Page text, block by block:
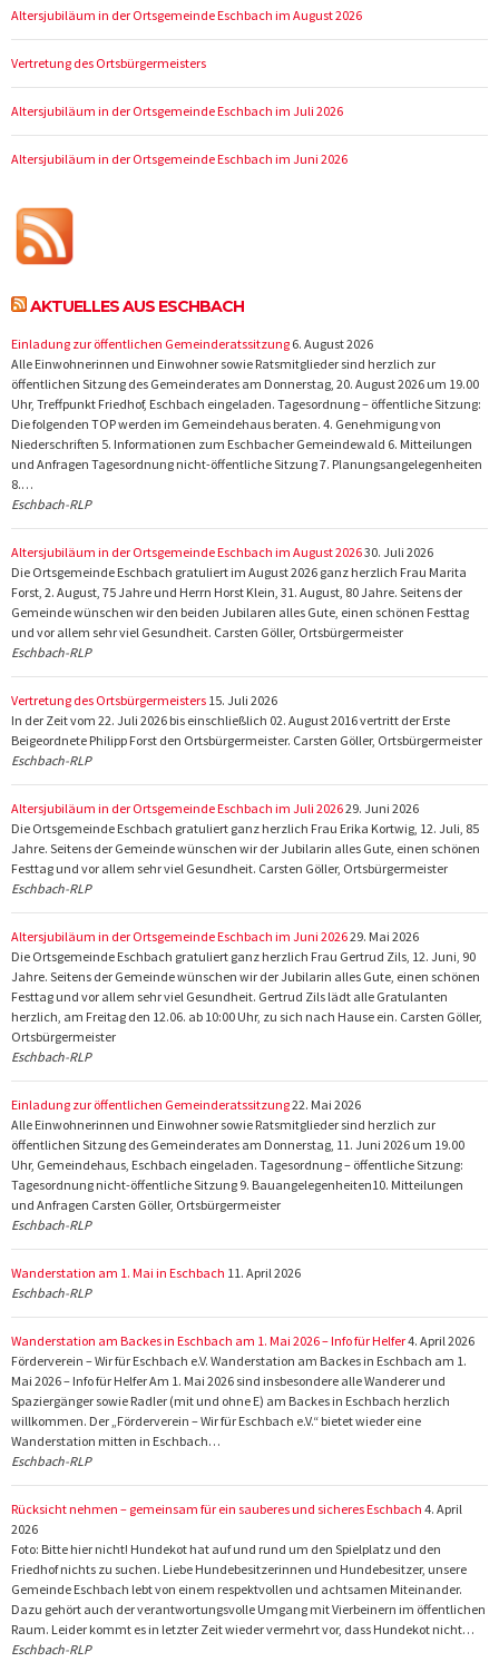
Altersjubiläum in der Ortsgemeinde Eschbach im August 2026
Vertretung des Ortsbürgermeisters
Altersjubiläum in der Ortsgemeinde Eschbach im Juli 2026
Altersjubiläum in der Ortsgemeinde Eschbach im Juni 2026
AKTUELLES AUS ESCHBACH
Einladung zur öffentlichen Gemeinderatssitzung 6. August 2026
Alle Einwohnerinnen und Einwohner sowie Ratsmitglieder sind herzlich zur
öffentlichen Sitzung des Gemeinderates am Donnerstag, 20. August 2026 um 19.00
Uhr, Treffpunkt Friedhof, Eschbach eingeladen. Tagesordnung – öffentliche Sitzung:
Die folgenden TOP werden im Gemeindehaus beraten. 4. Genehmigung von
Niederschriften 5. Informationen zum Eschbacher Gemeindewald 6. Mitteilungen
und Anfragen Tagesordnung nicht-öffentliche Sitzung 7. Planungsangelegenheiten
8.…
Eschbach-RLP
Altersjubiläum in der Ortsgemeinde Eschbach im August 202630. Juli 2026
Die Ortsgemeinde Eschbach gratuliert im August 2026 ganz herzlich Frau Marita
Forst, 2. August, 75 Jahre und Herrn Horst Klein, 31. August, 80 Jahre. Seitens der
Gemeinde wünschen wir den beiden Jubilaren alles Gute, einen schönen Festtag
und vor allem sehr viel Gesundheit. Carsten Göller, Ortsbürgermeister
Eschbach-RLP
Vertretung des Ortsbürgermeisters 15. Juli 2026
In der Zeit vom 22. Juli 2026 bis einschließlich 02. August 2016 vertritt der Erste
Beigeordnete Philipp Forst den Ortsbürgermeister. Carsten Göller, Ortsbürgermeister
Eschbach-RLP
Altersjubiläum in der Ortsgemeinde Eschbach im Juli 202629. Juni 2026
Die Ortsgemeinde Eschbach gratuliert ganz herzlich Frau Erika Kortwig, 12. Juli, 85
Jahre. Seitens der Gemeinde wünschen wir der Jubilarin alles Gute, einen schönen
Festtag und vor allem sehr viel Gesundheit. Carsten Göller, Ortsbürgermeister
Eschbach-RLP
Altersjubiläum in der Ortsgemeinde Eschbach im Juni 202629. Mai 2026
Die Ortsgemeinde Eschbach gratuliert ganz herzlich Frau Gertrud Zils, 12. Juni, 90
Jahre. Seitens der Gemeinde wünschen wir der Jubilarin alles Gute, einen schönen
Festtag und vor allem sehr viel Gesundheit. Gertrud Zils lädt alle Gratulanten
herzlich, am Freitag den 12.06. ab 10:00 Uhr, zu sich nach Hause ein. Carsten Göller,
Ortsbürgermeister
Eschbach-RLP
Einladung zur öffentlichen Gemeinderatssitzung22. Mai 2026
Alle Einwohnerinnen und Einwohner sowie Ratsmitglieder sind herzlich zur
öffentlichen Sitzung des Gemeinderates am Donnerstag, 11. Juni 2026 um 19.00
Uhr, Gemeindehaus, Eschbach eingeladen. Tagesordnung – öffentliche Sitzung:
Tagesordnung nicht-öffentliche Sitzung 9. Bauangelegenheiten10. Mitteilungen
und Anfragen Carsten Göller, Ortsbürgermeister
Eschbach-RLP
Wanderstation am 1. Mai in Eschbach 11. April 2026
Eschbach-RLP
Wanderstation am Backes in Eschbach am 1. Mai 2026 – Info für Helfer4. April 2026
Förderverein – Wir für Eschbach e.V. Wanderstation am Backes in Eschbach am 1.
Mai 2026 – Info für Helfer Am 1. Mai 2026 sind insbesondere alle Wanderer und
Spaziergänger sowie Radler (mit und ohne E) am Backes in Eschbach herzlich
willkommen. Der „Förderverein – Wir für Eschbach e.V.“ bietet wieder eine
Wanderstation mitten in Eschbach…
Eschbach-RLP
Rücksicht nehmen – gemeinsam für ein sauberes und sicheres Eschbach 4. April
2026
Foto: Bitte hier nicht! Hundekot hat auf und rund um den Spielplatz und den
Friedhof nichts zu suchen. Liebe Hundebesitzerinnen und Hundebesitzer, unsere
Gemeinde Eschbach lebt von einem respektvollen und achtsamen Miteinander.
Dazu gehört auch der verantwortungsvolle Umgang mit Vierbeinern im öffentlichen
Raum. Leider kommt es in letzter Zeit wieder vermehrt vor, dass Hundekot nicht…
Eschbach-RLP